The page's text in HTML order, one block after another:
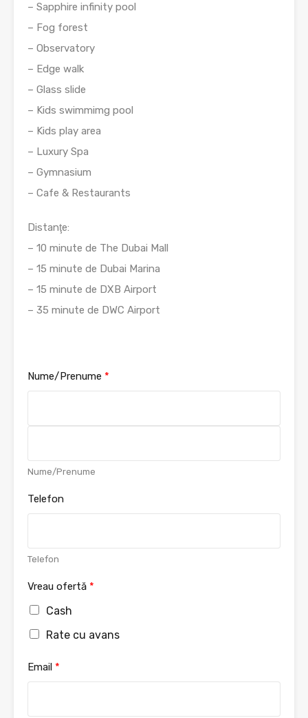
– Sapphire infinity pool
– Fog forest
– Observatory
– Edge walk
– Glass slide
– Kids swimmimg pool
– Kids play area
– Luxury Spa
– Gymnasium
– Cafe & Restaurants
Distanţe:
– 10 minute de The Dubai Mall
– 15 minute de Dubai Marina
– 15 minute de DXB Airport
– 35 minute de DWC Airport
Nume/Prenume *
s
ta
t
Nume/Prenume
Telefon
Telefon
Vreau ofertă *
Cash
Rate cu avans
Email *